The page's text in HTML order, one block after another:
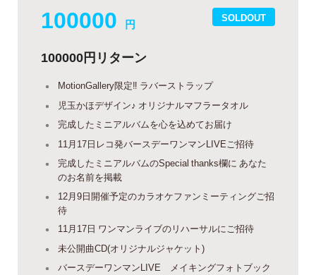
SOLDOUT
100000 円
100000円リターン
MotionGallery限定‼︎ ラバーストラップ
児玉かほデザイン♪ オリジナルマフラータオル
完成したミニアルバムを心を込めてお届け
11月17日レコ発バースデーワンマンLIVEご招待
完成したミニアルバムのSpecial thanks欄に あなた
のお名前を掲載
12月9日開催予定のカラオケファンミーティングご招
待
11月17日 ワンマンライブのリハーサルにご招待
未公開曲CD(オリジナルジャケット)
バースデーワンマンLIVE メイキングフォトブック